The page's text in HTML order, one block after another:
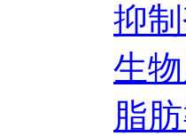
抑制
生
脂